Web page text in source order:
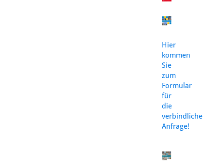
Hier
kommen
Sie
zum
Formular
für
die
verbindliche
Anfrage!